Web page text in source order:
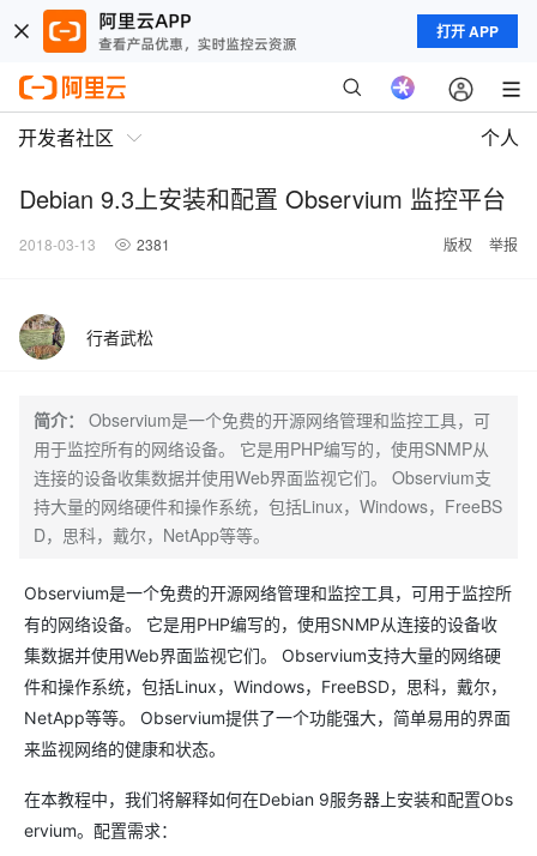
打开 APP
开发者社区 个人
Debian 9.3上安装和配置 Observium 监控平台
2018-03-13 2381 版权 举报
行者武松
简介：
Observium是一个免费的开源网络管理和监控工具，可
用于监控所有的网络设备。 它是用PHP编写的，使用SNMP从
连接的设备收集数据并使用Web界面监视它们。 Observium支
持大量的网络硬件和操作系统，包括Linux，Windows，FreeBS
D，思科，戴尔，NetApp等等。
Observium是一个免费的开源网络管理和监控工具，可用于监控所
有的网络设备。 它是用PHP编写的，使用SNMP从连接的设备收
集数据并使用Web界面监视它们。 Observium支持大量的网络硬
件和操作系统，包括Linux，Windows，FreeBSD，思科，戴尔，
NetApp等等。 Observium提供了一个功能强大，简单易用的界面
来监视网络的健康和状态。
在本教程中，我们将解释如何在Debian 9服务器上安装和配置Obs
ervium。配置需求：